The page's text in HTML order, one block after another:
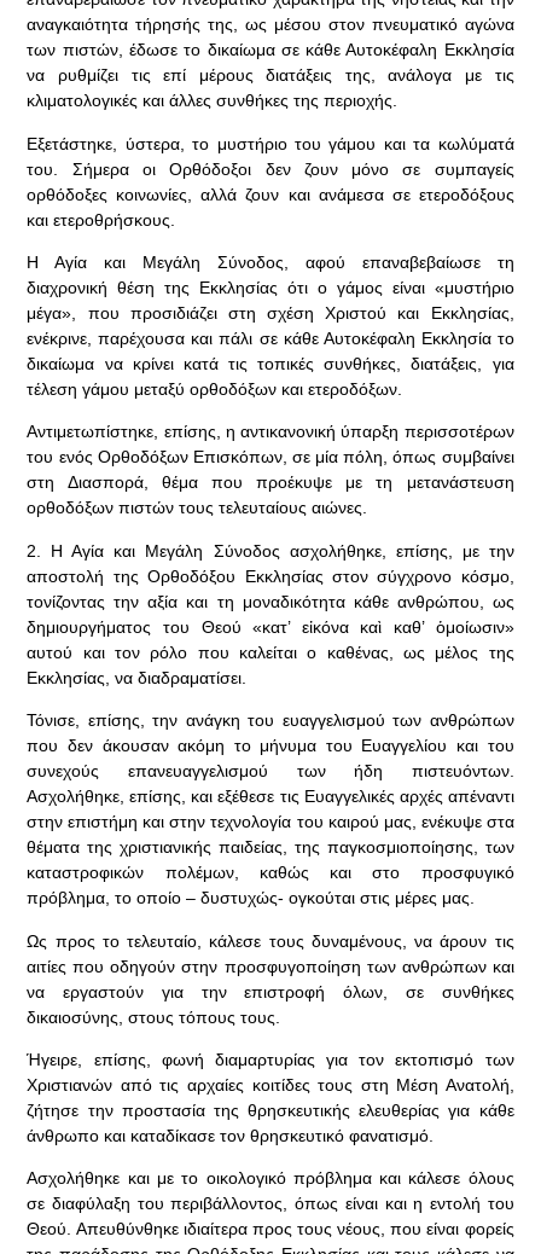
αναγκαιότητα τήρησής της, ως μέσου στον πνευματικό αγώνα
των πιστών, έδωσε το δικαίωμα σε κάθε Αυτοκέφαλη Εκκλησία
να ρυθμίζει τις επί μέρους διατάξεις της, ανάλογα με τις
κλιματολογικές και άλλες συνθήκες της περιοχής.
Εξετάστηκε, ύστερα, το μυστήριο του γάμου και τα κωλύματά
του. Σήμερα οι Ορθόδοξοι δεν ζουν μόνο σε συμπαγείς
ορθόδοξες κοινωνίες, αλλά ζουν και ανάμεσα σε ετεροδόξους
και ετεροθρήσκους.
Η Αγία και Μεγάλη Σύνοδος, αφού επαναβεβαίωσε τη
διαχρονική θέση της Εκκλησίας ότι ο γάμος είναι «μυστήριο
μέγα», που προσιδιάζει στη σχέση Χριστού και Εκκλησίας,
ενέκρινε, παρέχουσα και πάλι σε κάθε Αυτοκέφαλη Εκκλησία το
δικαίωμα να κρίνει κατά τις τοπικές συνθήκες, διατάξεις, για
τέλεση γάμου μεταξύ ορθοδόξων και ετεροδόξων.
Αντιμετωπίστηκε, επίσης, η αντικανονική ύπαρξη περισσοτέρων
του ενός Ορθοδόξων Επισκόπων, σε μία πόλη, όπως συμβαίνει
στη Διασπορά, θέμα που προέκυψε με τη μετανάστευση
ορθοδόξων πιστών τους τελευταίους αιώνες.
2. Η Αγία και Μεγάλη Σύνοδος ασχολήθηκε, επίσης, με την
αποστολή της Ορθοδόξου Εκκλησίας στον σύγχρονο κόσμο,
τονίζοντας την αξία και τη μοναδικότητα κάθε ανθρώπου, ως
δημιουργήματος του Θεού «κατ’ εἰκόνα καὶ καθ’ ὁμοίωσιν»
αυτού και τον ρόλο που καλείται ο καθένας, ως μέλος της
Εκκλησίας, να διαδραματίσει.
Τόνισε, επίσης, την ανάγκη του ευαγγελισμού των ανθρώπων
που δεν άκουσαν ακόμη το μήνυμα του Ευαγγελίου και του
συνεχούς επανευαγγελισμού των ήδη πιστευόντων.
Ασχολήθηκε, επίσης, και εξέθεσε τις Ευαγγελικές αρχές απέναντι
στην επιστήμη και στην τεχνολογία του καιρού μας, ενέκυψε στα
θέματα της χριστιανικής παιδείας, της παγκοσμιοποίησης, των
καταστροφικών πολέμων, καθώς και στο προσφυγικό
πρόβλημα, το οποίο – δυστυχώς- ογκούται στις μέρες μας.
Ως προς το τελευταίο, κάλεσε τους δυναμένους, να άρουν τις
αιτίες που οδηγούν στην προσφυγοποίηση των ανθρώπων και
να εργαστούν για την επιστροφή όλων, σε συνθήκες
δικαιοσύνης, στους τόπους τους.
Ήγειρε, επίσης, φωνή διαμαρτυρίας για τον εκτοπισμό των
Χριστιανών από τις αρχαίες κοιτίδες τους στη Μέση Ανατολή,
ζήτησε την προστασία της θρησκευτικής ελευθερίας για κάθε
άνθρωπο και καταδίκασε τον θρησκευτικό φανατισμό.
Ασχολήθηκε και με το οικολογικό πρόβλημα και κάλεσε όλους
σε διαφύλαξη του περιβάλλοντος, όπως είναι και η εντολή του
Θεού. Απευθύνθηκε ιδιαίτερα προς τους νέους, που είναι φορείς